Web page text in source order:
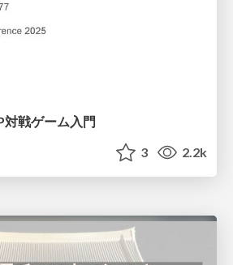
対戦ゲーム入門
3 2.2k